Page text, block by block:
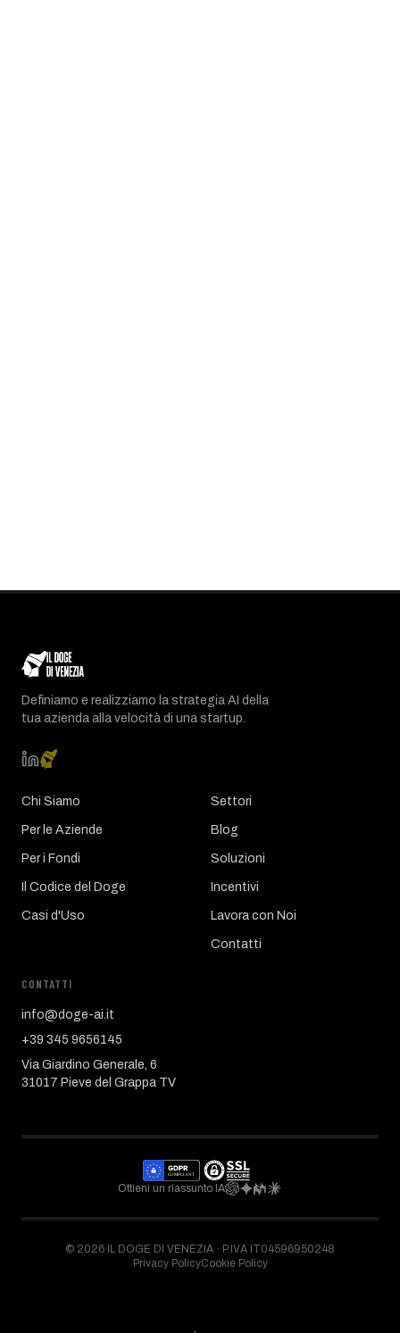
Definiamo e realizziamo la strategia AI della
tua azienda alla velocità di una startup.
Chi Siamo
Per le Aziende
Per i Fondi
Il Codice del Doge
Casi d'Uso
Settori
Blog
Soluzioni
Incentivi
Lavora con Noi
Contatti
CONTATTI
info@doge-ai.it
+39 345 9656145
Via Giardino Generale, 6
31017 Pieve del Grappa TV
Ottieni un riassunto IA
© 2026 IL DOGE DI VENEZIA · P.IVA IT04596950248
Privacy PolicyCookie Policy